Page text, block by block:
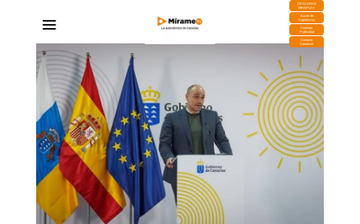
DESCARGA
MIRAPLAY
Buzón de
Sugerencias
Contratar
Publicidad
Contacto
Comercial